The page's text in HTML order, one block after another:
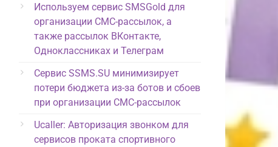
Используем сервис SMSGold для
организации СМС-рассылок, а
также рассылок ВКонтакте,
Одноклассниках и Телеграм
Сервис SSMS.SU минимизирует
потери бюджета из-за ботов и сбоев
при организации СМС-рассылок
Ucaller: Авторизация звонком для
сервисов проката спортивного